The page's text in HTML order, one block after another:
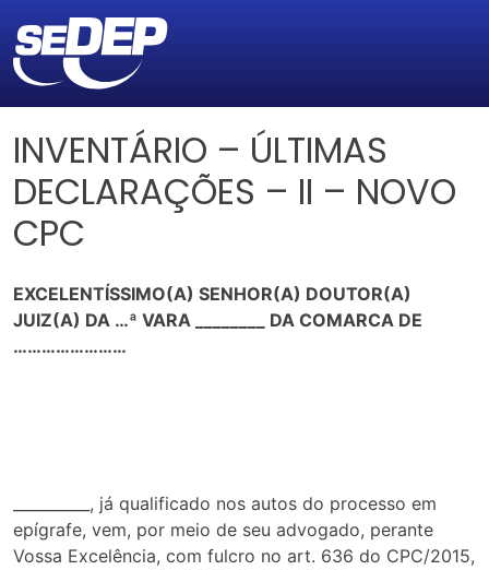
INVENTÁRIO – ÚLTIMAS
DECLARAÇÕES – II – NOVO
CPC
EXCELENTÍSSIMO(A) SENHOR(A) DOUTOR(A)
JUIZ(A) DA …ª VARA ________ DA COMARCA DE
……………………
__________, já qualificado nos autos do processo em
epígrafe, vem, por meio de seu advogado, perante
Vossa Excelência, com fulcro no art. 636 do CPC/2015,